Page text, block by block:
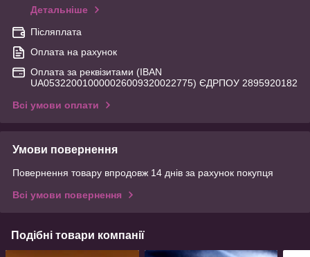
Детальніше
Післяплата
Оплата на рахунок
Оплата за реквізитами (IBAN
UA053220010000026009320022775) ЄДРПОУ 2895920182
Всі умови оплати
Умови повернення
Повернення товару впродовж 14 днів за рахунок покупця
Всі умови повернення
Подібні товари компанії